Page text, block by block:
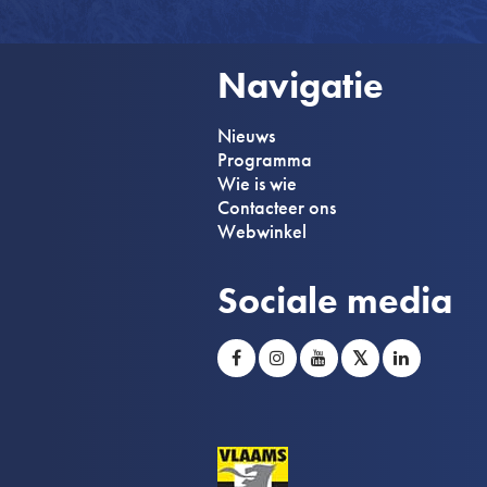
Navigatie
Nieuws
Programma
Wie is wie
Contacteer ons
Webwinkel
Sociale media
𝕏